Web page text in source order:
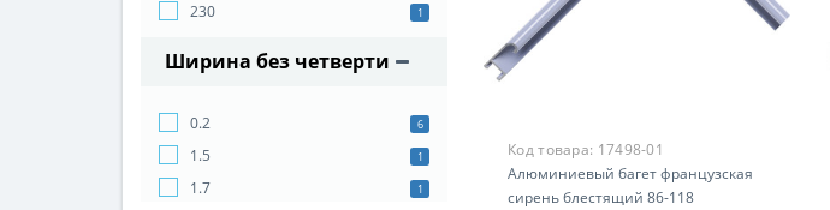
230 1
Ширина без четверти
0.2 6
1.5 1
1.7 1
Код товара: 17498-01
Алюминиевый багет французская
сирень блестящий 86-118